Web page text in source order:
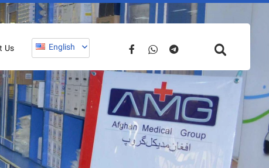
Us English